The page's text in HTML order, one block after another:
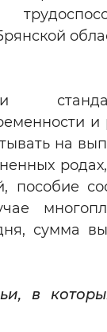
на
пособие
сумма
в